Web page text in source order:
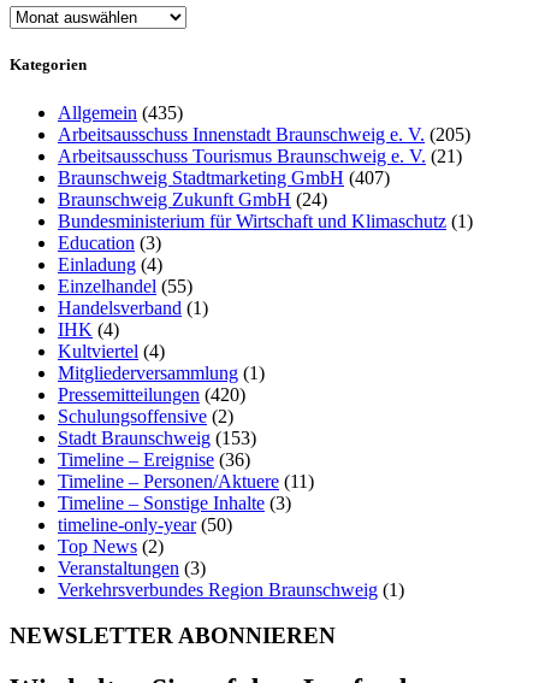
Archiv
Kategorien
Allgemein (435)
Arbeitsausschuss Innenstadt Braunschweig e. V. (205)
Arbeitsausschuss Tourismus Braunschweig e. V. (21)
Braunschweig Stadtmarketing GmbH (407)
Braunschweig Zukunft GmbH (24)
Bundesministerium für Wirtschaft und Klimaschutz (1)
Education (3)
Einladung (4)
Einzelhandel (55)
Handelsverband (1)
IHK (4)
Kultviertel (4)
Mitgliederversammlung (1)
Pressemitteilungen (420)
Schulungsoffensive (2)
Stadt Braunschweig (153)
Timeline – Ereignise (36)
Timeline – Personen/Aktuere (11)
Timeline – Sonstige Inhalte (3)
timeline-only-year(50)
Top News (2)
Veranstaltungen (3)
Verkehrsverbundes Region Braunschweig (1)
NEWSLETTER ABONNIEREN